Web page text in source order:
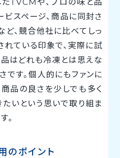
TVCMや、プロの味と品
スページ、商品に同封さ
ど、競合他社に比べてしっ
れている印象で、実際に試
はどれも冷凍とは思えな
です。個人的にもファンに
品の良さを少しでも多く
いという思いで取り組ま
。
ポイント